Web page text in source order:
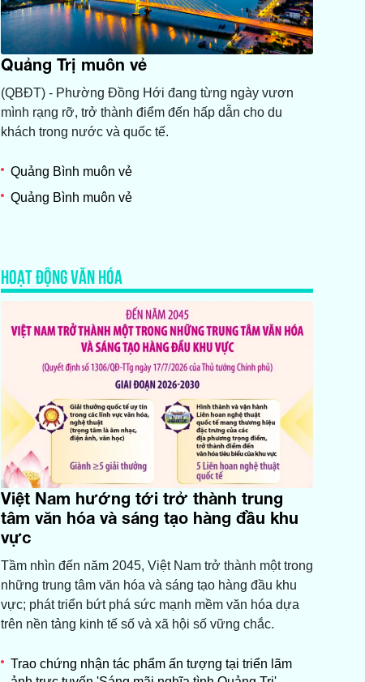
Quảng Trị muôn vẻ
(QBĐT) - Phường Đồng Hới đang từng ngày vươn
mình rạng rỡ, trở thành điểm đến hấp dẫn cho du
khách trong nước và quốc tế.
Quảng Bình muôn vẻ
Quảng Bình muôn vẻ
HOẠT ĐỘNG VĂN HÓA
Việt Nam hướng tới trở thành trung
tâm văn hóa và sáng tạo hàng đầu khu
vực
Tầm nhìn đến năm 2045, Việt Nam trở thành một trong
những trung tâm văn hóa và sáng tạo hàng đầu khu
vực; phát triển bứt phá sức mạnh mềm văn hóa dựa
trên nền tảng kinh tế số và xã hội số vững chắc.
Trao chứng nhận tác phẩm ấn tượng tại triển lãm